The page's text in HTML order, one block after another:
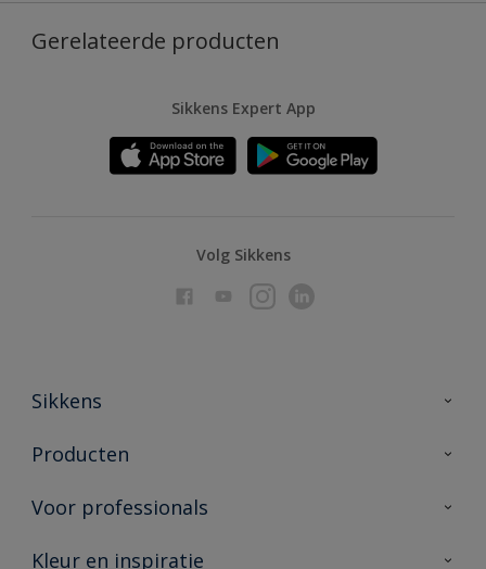
Gerelateerde producten
Sikkens Expert App
Volg Sikkens
Sikkens
Over Sikkens
Duurzaamheid
Producten
Producten voor binnen
Vind je verkooppunt
Voor professionals
Advies & service
Kleur en inspiratie